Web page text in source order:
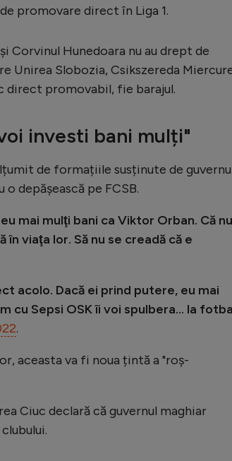
promovare direct în Liga 1.
Corvinul Hunedoara nu au drept de
Unirea Slobozia, Csikszereda
direct promovabil, fie barajul.
investi bani mulți"
de formațiile susținute de
o depășească pe FCSB.
mai mulţi bani ca Viktor Orban. Că
viaţa lor. Să nu se creadă că e
acolo. Dacă ei prind putere, eu mai
cu Sepsi OSK îi voi spulbera... la
.
aceasta va fi noua țintă a "roș-
Ciuc declară că guvernul maghiar